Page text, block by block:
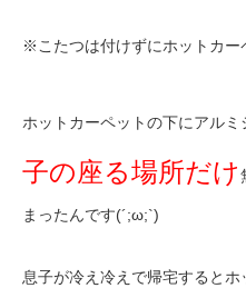
※こたつは付けずにホットカー
ホットカーペットの下にアルミ
子の座る場所だけ
まったんです(´;ω;`)
息子が冷え冷えで帰宅すると